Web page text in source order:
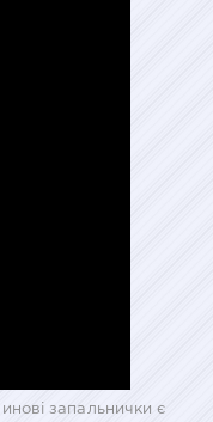
запальнички є